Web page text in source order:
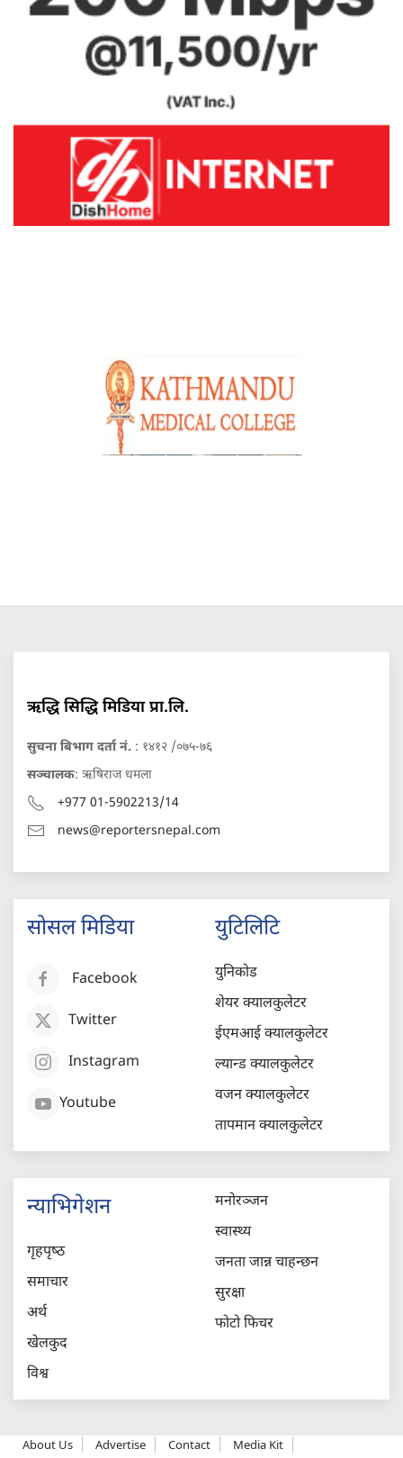
ऋद्धि सिद्धि मिडिया प्रा.लि.
सुचना बिभाग दर्ता नं. : १४१२ /०७५-७६
सञ्चालक: ऋषिराज धमला
+977 01-5902213/14
news@reportersnepal.com
सोसल मिडिया
Facebook
Twitter
Instagram
Youtube
युटिलिटि
युनिकोड
शेयर क्यालकुलेटर
ईएमआई क्यालकुलेटर
ल्यान्ड क्यालकुलेटर
वजन क्यालकुलेटर
तापमान क्यालकुलेटर
न्याभिगेशन
गृहपृष्‍ठ
समाचार
अर्थ
खेलकुद
विश्व
मनोरञ्जन
स्वास्थ्य
जनता जान्न चाहन्छन
सुरक्षा
फोटो फिचर
About Us Advertise Contact Media Kit